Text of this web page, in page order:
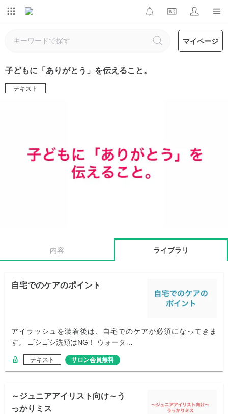
マイページ
子どもに「ありがとう」を伝えること。
テキスト
内容 ライブラリ
自宅でのケアのポイント
アイラッシュを装着後は、自宅でのケアが必須になってきま
す。 ゴシゴシ洗顔はNG！ ウォータ…
テキスト サロン会員無料
～ジュニアアイリスト向け～う
っかりミス